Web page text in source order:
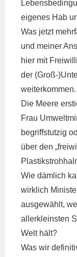
eigenes Hab
Was jetzt
und meiner
hier mit
der (Groß-
weiterkommen.
Die Meere
Frau
begriffstutzig
über den
Wie dämlich
wirklich
ausgewählt,
allerkleinsten
Welt hält?
Was wir